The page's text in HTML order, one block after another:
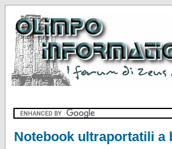
Notebook ultraportatili a